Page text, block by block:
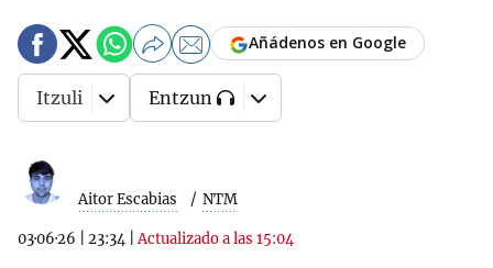
Aitor Escabias NTM
03·06·26 23:34 |Actualizado a las 15:04
Añádenos en Google
Itzuli Entzun